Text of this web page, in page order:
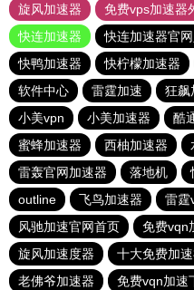
旋风加速器
免费vps加速器
快连加速器
快连加速器官
快鸭加速器
快柠檬加速器
软件中心
雷霆加速 狂飙
小美vpn
小美加速器 酷
蜜蜂加速器
西柚加速器
雷轰官网加速器
落地机
outline
飞鸟加速器
雷霆
风驰加速官网首页
免费vqn
旋风加速度器
十大免费加
老佛爷加速器
免费vqn加速